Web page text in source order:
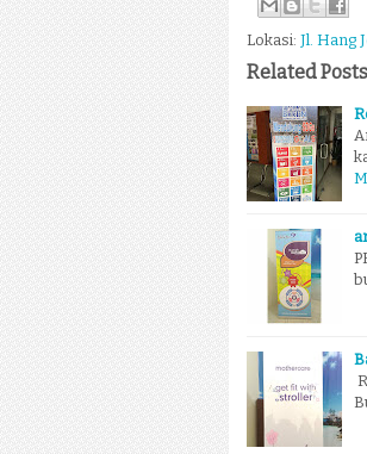
Lokasi: Jl. Hang
Related